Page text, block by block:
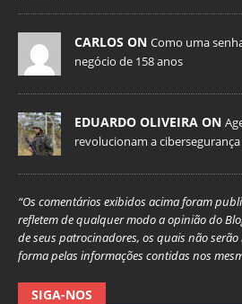
CARLOS ON Como uma
negócio de 158 anos
EDUARDO OLIVEIRA ON
revolucionam a cibersegurança
“Os comentários exibidos acima foram
refletem de qualquer modo a opinião do
de seus patrocinadores, os quais não
forma pelas informações contidas nos
SIGA-NOS